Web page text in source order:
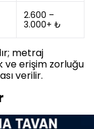
2.600 –
3.000+ ₺
metraj
ve erişim zorluğu
verilir.